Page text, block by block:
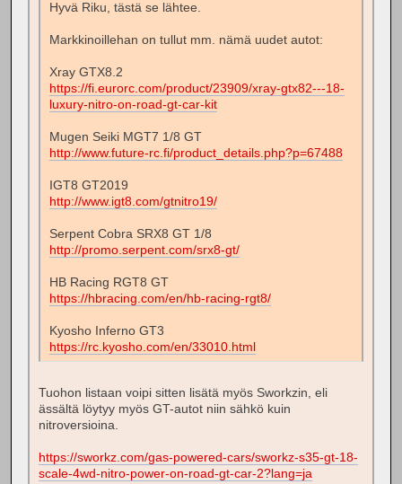
Hyvä Riku, tästä se lähtee.
Markkinoillehan on tullut mm. nämä uudet autot:
Xray GTX8.2
https://fi.eurorc.com/product/23909/xray-gtx82---18-
luxury-nitro-on-road-gt-car-kit
Mugen Seiki MGT7 1/8 GT
http://www.future-rc.fi/product_details.php?p=67488
IGT8 GT2019
http://www.igt8.com/gtnitro19/
Serpent Cobra SRX8 GT 1/8
http://promo.serpent.com/srx8-gt/
HB Racing RGT8 GT
https://hbracing.com/en/hb-racing-rgt8/
Kyosho Inferno GT3
https://rc.kyosho.com/en/33010.html
Tuohon listaan voipi sitten lisätä myös Sworkzin, eli
ässältä löytyy myös GT-autot niin sähkö kuin
nitroversioina.
https://sworkz.com/gas-powered-cars/sworkz-s35-gt-18-
scale-4wd-nitro-power-on-road-gt-car-2?lang=ja